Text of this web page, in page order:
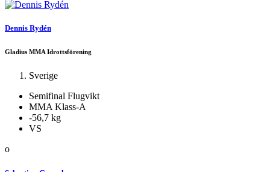
Dennis Rydén
Gladius MMA Idrottsförening
Sverige
Semifinal Flugvikt
MMA Klass-A
-56,7 kg
VS
o